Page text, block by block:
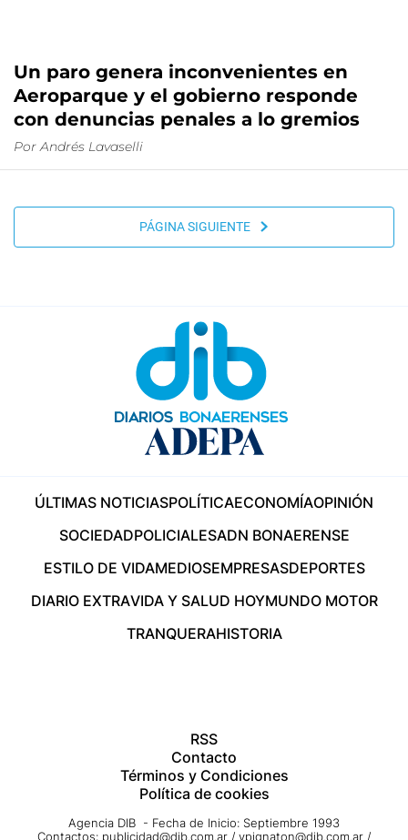
Un paro genera inconvenientes en
Aeroparque y el gobierno responde
con denuncias penales a lo gremios
Por Andrés Lavaselli
PÁGINA SIGUIENTE
ÚLTIMAS NOTICIASPOLÍTICAECONOMÍAOPINIÓN
SOCIEDADPOLICIALESADN BONAERENSE
ESTILO DE VIDAMEDIOSEMPRESASDEPORTES
DIARIO EXTRAVIDA Y SALUD HOYMUNDO MOTOR
TRANQUERAHISTORIA
RSS
Contacto
Términos y Condiciones
Política de cookies
Agencia DIB - Fecha de Inicio: Septiembre 1993
Contactos: publicidad@dib.com.ar / vpignaton@dib.com.ar /